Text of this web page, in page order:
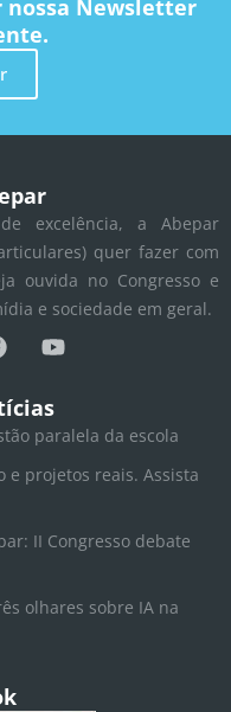
nossa Newsletter
excelência, a Abepar
quer fazer com
ouvida no Congresso e
e sociedade em geral.
Y
o
t
u
b
e
paralela da escola
e projetos reais. Assista
II Congresso debate
olhares sobre IA na